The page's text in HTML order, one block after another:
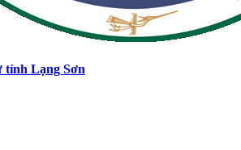
tỉnh Lạng Sơn